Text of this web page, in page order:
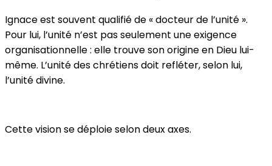
Ignace est souvent qualifié de « docteur de l’unité ».
Pour lui, l’unité n’est pas seulement une exigence
organisationnelle : elle trouve son origine en Dieu lui-
même. L’unité des chrétiens doit refléter, selon lui,
l’unité divine.
Cette vision se déploie selon deux axes.